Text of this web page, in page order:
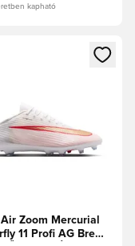
kapható
vagy a tagként
egy modált a
Zoom Mercurial
11 Profi AG Break